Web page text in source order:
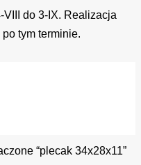
do 3-IX. Realizacja
tym terminie.
“plecak 34x28x11”